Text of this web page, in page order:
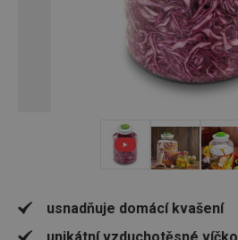
usnadňuje domácí kvašení